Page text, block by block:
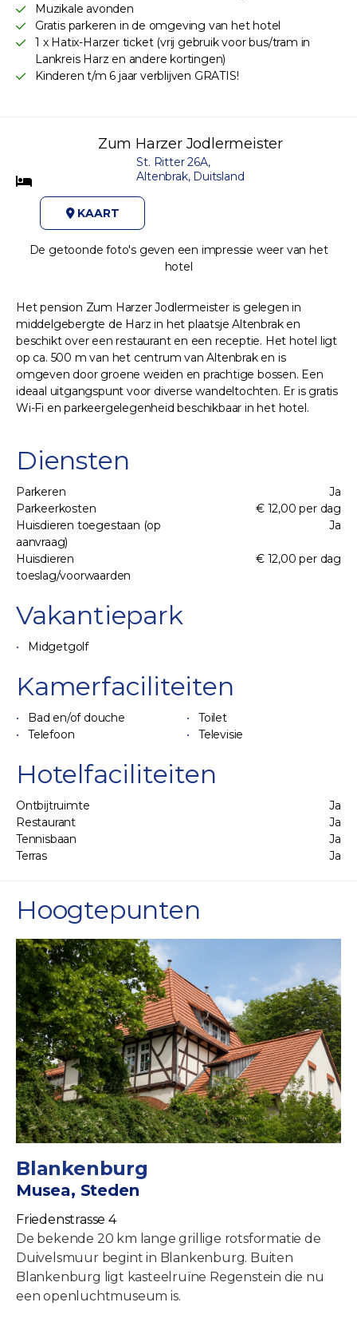
Muzikale avonden
Gratis parkeren in de omgeving van het hotel
1 x Hatix-Harzer ticket (vrij gebruik voor bus/tram in
Lankreis Harz en andere kortingen)
Kinderen t/m 6 jaar verblijven GRATIS!
Zum Harzer Jodlermeister
St. Ritter 26A,
Altenbrak, Duitsland
KAART
De getoonde foto's geven een impressie weer van het
hotel
Het pension Zum Harzer Jodlermeister is gelegen in
middelgebergte de Harz in het plaatsje Altenbrak en
beschikt over een restaurant en een receptie. Het hotel ligt
op ca. 500 m van het centrum van Altenbrak en is
omgeven door groene weiden en prachtige bossen. Een
ideaal uitgangspunt voor diverse wandeltochten. Er is gratis
Wi-Fi en parkeergelegenheid beschikbaar in het hotel.
Diensten
Parkeren
Ja
Parkeerkosten
€ 12,00 per dag
Huisdieren toegestaan (op
aanvraag)
Ja
Huisdieren
toeslag/voorwaarden
€ 12,00 per dag
Vakantiepark
Midgetgolf
Kamerfaciliteiten
Bad en/of douche
Toilet
Telefoon
Televisie
Hotelfaciliteiten
Ontbijtruimte
Ja
Restaurant
Ja
Tennisbaan
Ja
Terras
Ja
Hoogtepunten
Blankenburg
Musea, Steden
Friedenstrasse 4
De bekende 20 km lange grillige rotsformatie de
Duivelsmuur begint in Blankenburg. Buiten
Blankenburg ligt kasteelruïne Regenstein die nu
een openluchtmuseum is.